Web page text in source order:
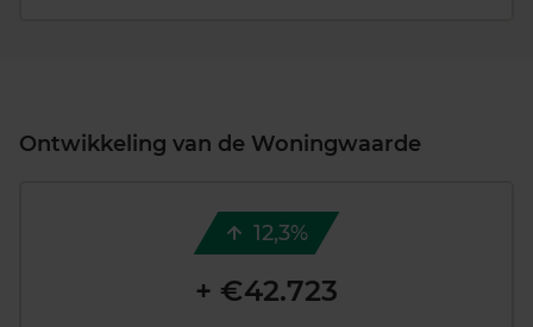
Ontwikkeling van de Woningwaarde
12,3%
+ €42.723